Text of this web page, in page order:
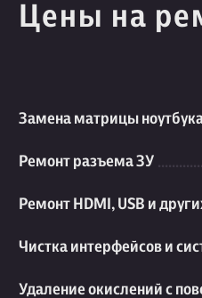
Цены на
Замена матрицы
Ремонт разъема ЗУ
Ремонт HDMI, USB и
Чистка интерфейсов и
Удаление окислений с